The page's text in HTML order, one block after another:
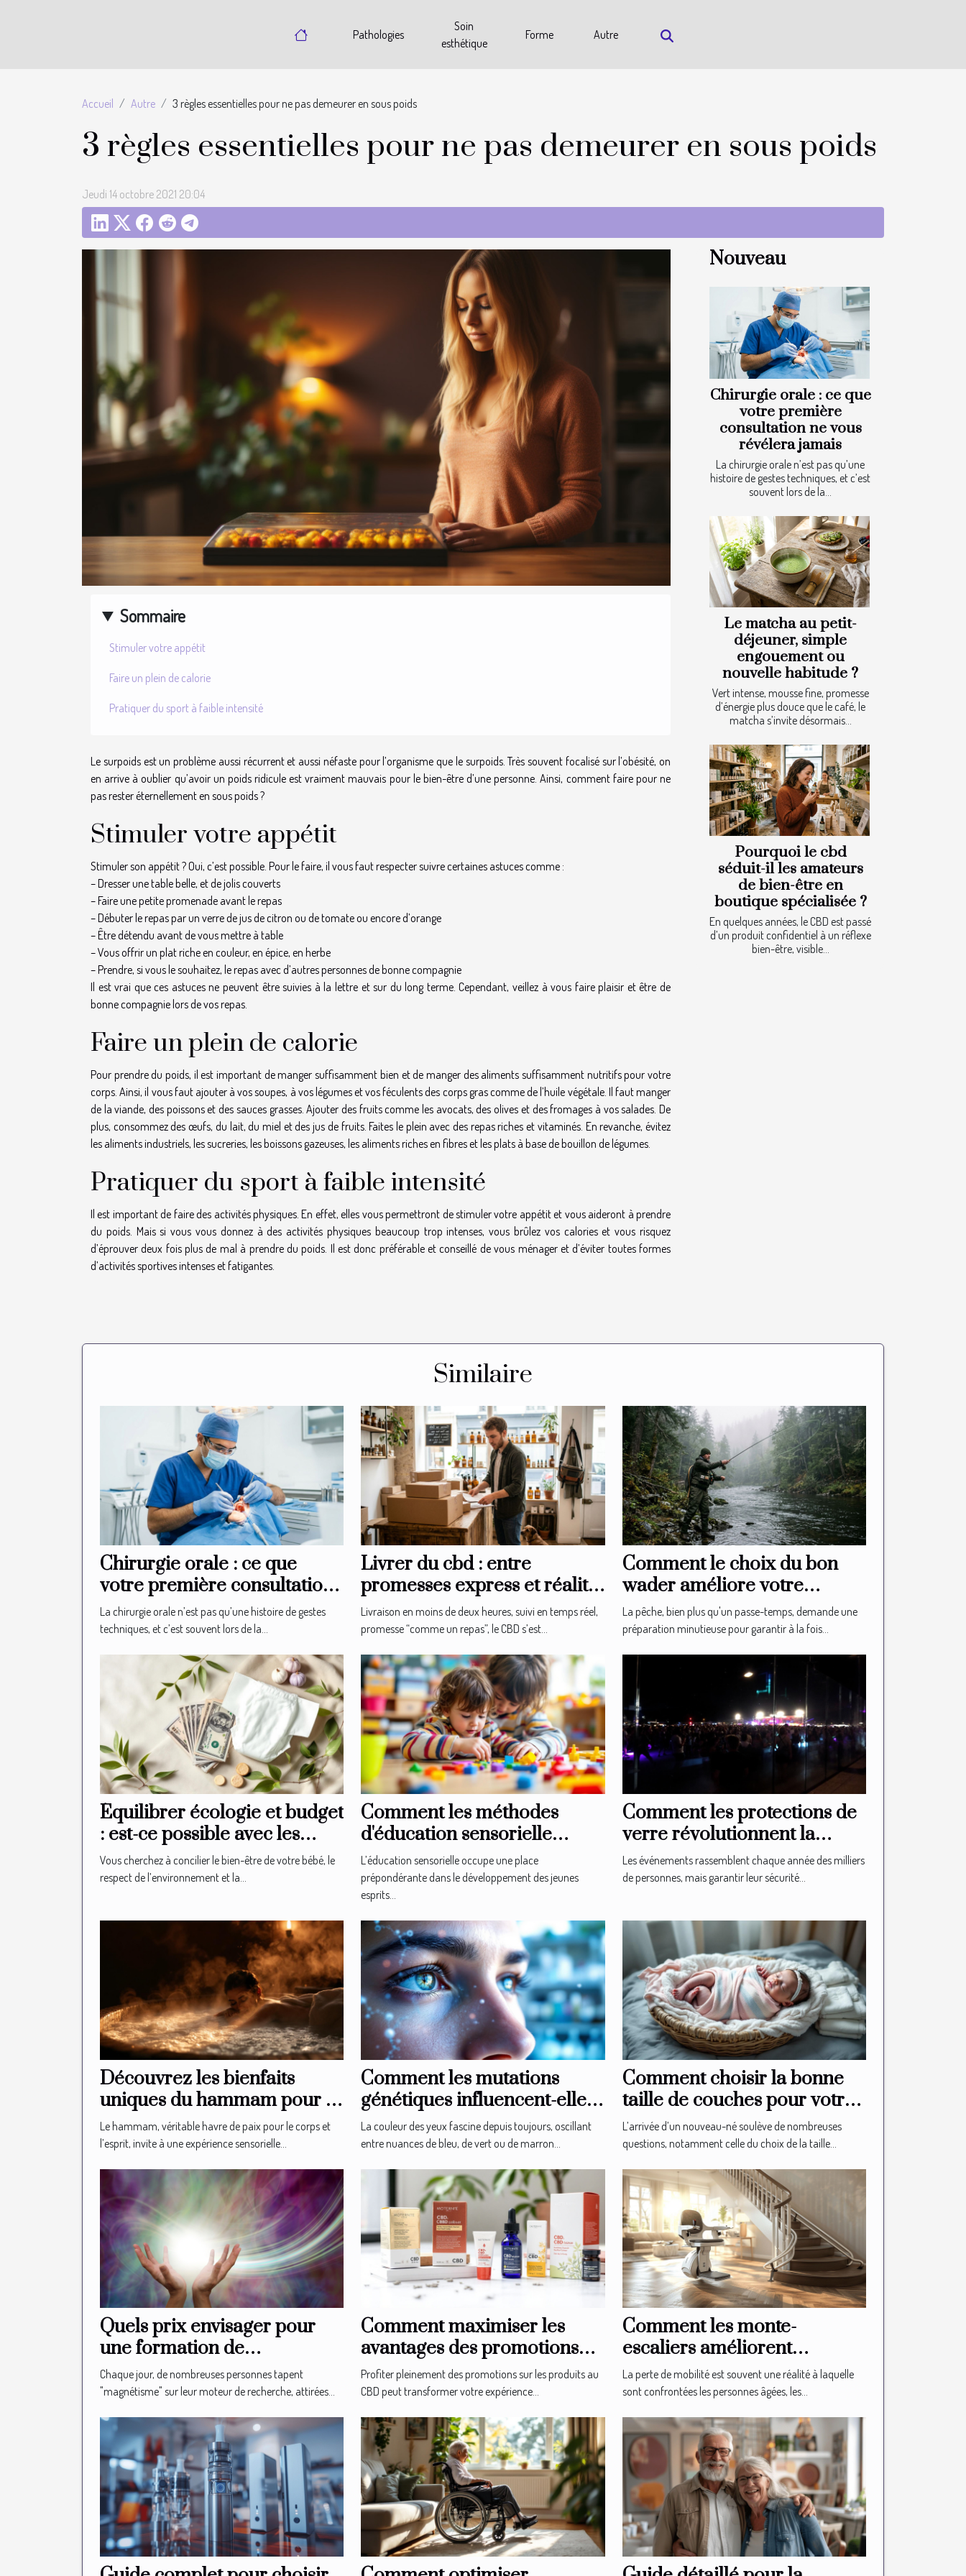
Pathologies
Soin
esthétique
Forme Autre
Accueil Autre 3 règles essentielles pour ne pas demeurer en sous poids
3 règles essentielles pour ne pas demeurer en sous poids
Jeudi 14 octobre 2021 20:04
Sommaire
Stimuler votre appétit
Faire un plein de calorie
Pratiquer du sport à faible intensité
Le surpoids est un problème aussi récurrent et aussi néfaste pour l’organisme que le surpoids. Très souvent focalisé sur l’obésité, on
en arrive à oublier qu’avoir un poids ridicule est vraiment mauvais pour le bien-être d’une personne. Ainsi, comment faire pour ne
pas rester éternellement en sous poids ?
Stimuler votre appétit
Stimuler son appétit ? Oui, c’est possible. Pour le faire, il vous faut respecter suivre certaines astuces comme :
– Dresser une table belle, et de jolis couverts
– Faire une petite promenade avant le repas
– Débuter le repas par un verre de jus de citron ou de tomate ou encore d’orange
– Être détendu avant de vous mettre à table
– Vous offrir un plat riche en couleur, en épice, en herbe
– Prendre, si vous le souhaitez, le repas avec d’autres personnes de bonne compagnie
Il est vrai que ces astuces ne peuvent être suivies à la lettre et sur du long terme. Cependant, veillez à vous faire plaisir et être de
bonne compagnie lors de vos repas.
Faire un plein de calorie
Pour prendre du poids, il est important de manger suffisamment bien et de manger des aliments suffisamment nutritifs pour votre
corps. Ainsi, il vous faut ajouter à vos soupes, à vos légumes et vos féculents des corps gras comme de l’huile végétale. Il faut manger
de la viande, des poissons et des sauces grasses. Ajouter des fruits comme les avocats, des olives et des fromages à vos salades. De
plus, consommez des œufs, du lait, du miel et des jus de fruits. Faites le plein avec des repas riches et vitaminés. En revanche, évitez
les aliments industriels, les sucreries, les boissons gazeuses, les aliments riches en fibres et les plats à base de bouillon de légumes.
Pratiquer du sport à faible intensité
Il est important de faire des activités physiques. En effet, elles vous permettront de stimuler votre appétit et vous aideront à prendre
du poids. Mais si vous vous donnez à des activités physiques beaucoup trop intenses, vous brûlez vos calories et vous risquez
d’éprouver deux fois plus de mal à prendre du poids. Il est donc préférable et conseillé de vous ménager et d’éviter toutes formes
d’activités sportives intenses et fatigantes.
Nouveau
Chirurgie orale : ce que
votre première
consultation ne vous
révélera jamais
La chirurgie orale n’est pas qu’une
histoire de gestes techniques, et c’est
souvent lors de la...
Le matcha au petit-
déjeuner, simple
engouement ou
nouvelle habitude ?
Vert intense, mousse fine, promesse
d’énergie plus douce que le café, le
matcha s’invite désormais...
Pourquoi le cbd
séduit-il les amateurs
de bien-être en
boutique spécialisée ?
En quelques années, le CBD est passé
d’un produit confidentiel à un réflexe
bien-être, visible...
Similaire
Chirurgie orale : ce que
votre première consultation
ne vous révélera jamais
La chirurgie orale n’est pas qu’une histoire de gestes
techniques, et c’est souvent lors de la...
Livrer du cbd : entre
promesses express et réalité
logistique en boutique
Livraison en moins de deux heures, suivi en temps réel,
promesse “comme un repas”, le CBD s’est...
Comment le choix du bon
wader améliore votre
expérience de pêche ?
La pêche, bien plus qu'un passe-temps, demande une
préparation minutieuse pour garantir à la fois...
Équilibrer écologie et budget
: est-ce possible avec les
couches bio ?
Vous cherchez à concilier le bien-être de votre bébé, le
respect de l’environnement et la...
Comment les méthodes
d'éducation sensorielle
façonnent-elles les jeunes
esprits ?
L’éducation sensorielle occupe une place
prépondérante dans le développement des jeunes
esprits...
Comment les protections de
verre révolutionnent la
sécurité des événements ?
Les événements rassemblent chaque année des milliers
de personnes, mais garantir leur sécurité...
Découvrez les bienfaits
uniques du hammam pour la
relaxation
Le hammam, véritable havre de paix pour le corps et
l’esprit, invite à une expérience sensorielle...
Comment les mutations
génétiques influencent-elles
la couleur des yeux ?
La couleur des yeux fascine depuis toujours, oscillant
entre nuances de bleu, de vert ou de marron...
Comment choisir la bonne
taille de couches pour votre
nouveau-né?
L’arrivée d’un nouveau-né soulève de nombreuses
questions, notamment celle du choix de la taille...
Quels prix envisager pour
une formation de
magnétiseur en ligne ?
Chaque jour, de nombreuses personnes tapent
"magnétisme" sur leur moteur de recherche, attirées...
Comment maximiser les
avantages des promotions
sur les produits au CBD ?
Profiter pleinement des promotions sur les produits au
CBD peut transformer votre expérience...
Comment les monte-
escaliers améliorent
l'autonomie des seniors
La perte de mobilité est souvent une réalité à laquelle
sont confrontées les personnes âgées, les...